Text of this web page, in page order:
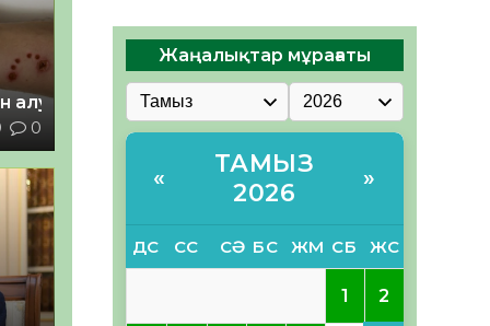
алу
0
Жаңалықтар мұрағаты
«
ТАМЫЗ
2026
»
ДС СС СӘ БС ЖМ СБ ЖС
1 2